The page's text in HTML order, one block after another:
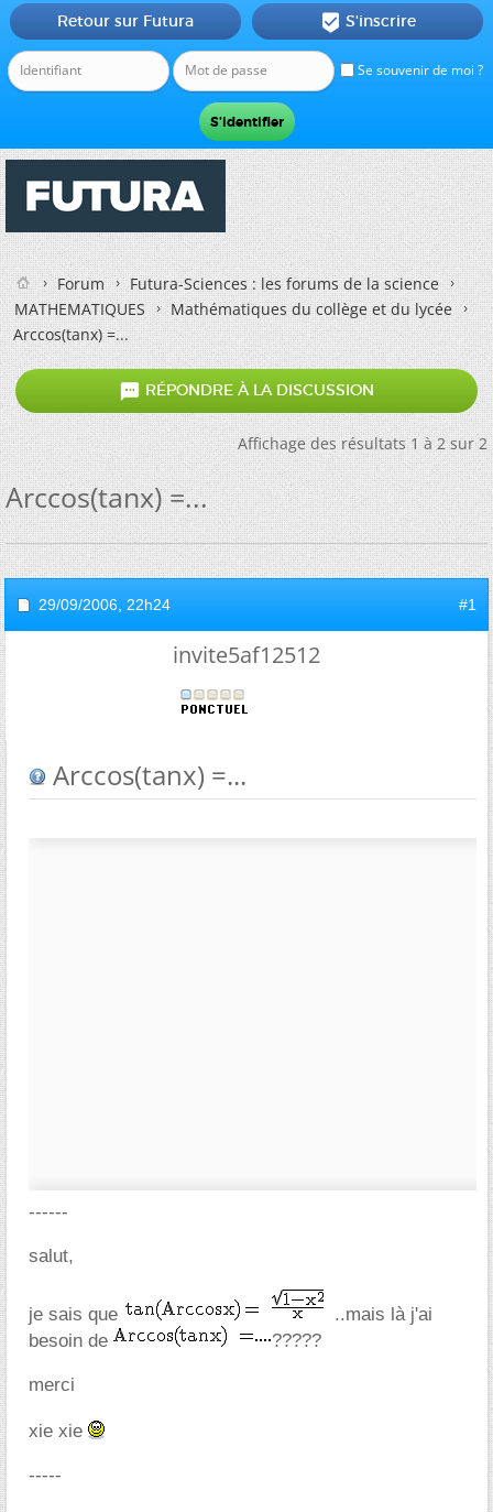
Se souvenir de moi ?
Retour sur Futura  S'inscrire
Forum
Futura-Sciences : les forums de la science
MATHEMATIQUES
Mathématiques du collège et du lycée
Arccos(tanx) =...
 RÉPONDRE À LA DISCUSSION
Affichage des résultats 1 à 2 sur 2
Arccos(tanx) =...
29/09/2006, 22h24 #1
invite5af12512
Arccos(tanx) =...
------
salut,
je sais que
..mais là j'ai
besoin de
?????
merci
xie xie
-----